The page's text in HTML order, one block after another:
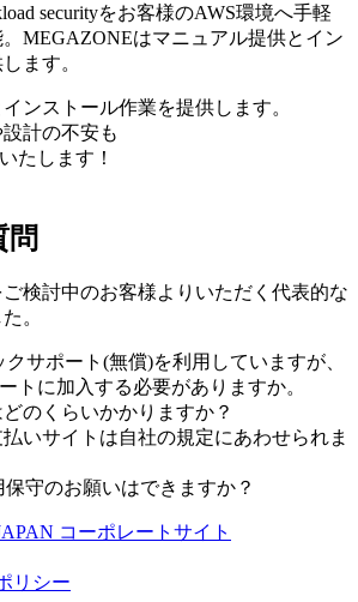
securityをお客様のAWS環境へ手軽
MEGAZONEはマニュアル提供とイン
ます。
計の不安も
たします！
問
検討中のお客様よりいただく代表的な
。
サポート(無償)を利用していますが、
トに加入する必要がありますか。
のくらいかかりますか？
いサイトは自社の規定にあわせられま
守のお願いはできますか？
コーポレートサイト
リシー